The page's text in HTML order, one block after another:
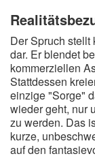
Der Spruch
dar. Er blendet
kommerziellen
Stattdessen
einzige "Sorge"
wieder geht, nur
zu werden. Das
kurze,
auf den